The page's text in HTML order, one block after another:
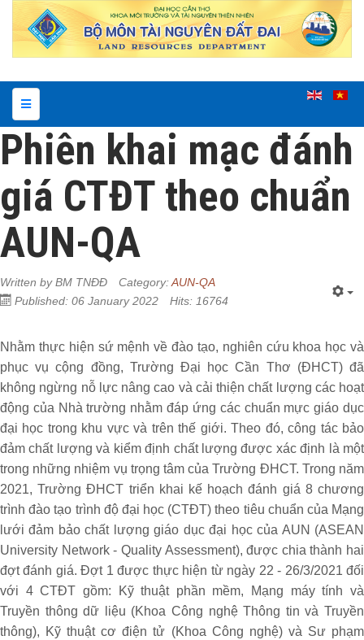
Phiên khai mạc đánh
giá CTĐT theo chuẩn
AUN-QA
Written byBM TNĐĐ Category:AUN-QA
Published: 06 January 2022
Hits: 16764
Nhằm thực hiện sứ mệnh về đào tạo, nghiên cứu khoa học và
phục vụ cộng đồng, Trường Đại học Cần Thơ (ĐHCT) đã
không ngừng nỗ lực nâng cao và cải thiện chất lượng các hoạt
động của Nhà trường nhằm đáp ứng các chuẩn mực giáo dục
đại học trong khu vực và trên thế giới. Theo đó, công tác bảo
đảm chất lượng và kiểm định chất lượng được xác định là một
trong những nhiệm vụ trọng tâm của Trường ĐHCT. Trong năm
2021, Trường ĐHCT triển khai kế hoạch đánh giá 8 chương
trình đào tạo trình độ đại học (CTĐT) theo tiêu chuẩn của Mạng
lưới đảm bảo chất lượng giáo dục đại học của AUN (ASEAN
University Network - Quality Assessment), được chia thành hai
đợt đánh giá. Đợt 1 được thực hiện từ ngày 22 - 26/3/2021 đối
với 4 CTĐT gồm: Kỹ thuật phần mềm, Mạng máy tính và
Truyền thông dữ liệu (Khoa Công nghệ Thông tin và Truyền
thông), Kỹ thuật cơ điện tử (Khoa Công nghệ) và Sư phạm